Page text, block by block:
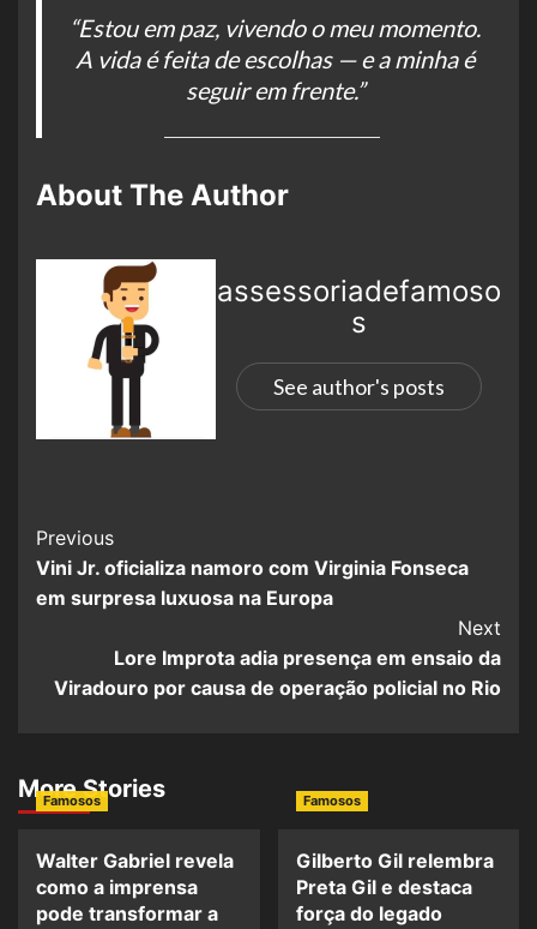
“Estou em paz, vivendo o meu momento.
A vida é feita de escolhas — e a minha é
seguir em frente.”
About The Author
assessoriadefamoso
s
See author's posts
Previous
Vini Jr. oficializa namoro com Virginia Fonseca
em surpresa luxuosa na Europa
Next
Lore Improta adia presença em ensaio da
Viradouro por causa de operação policial no Rio
More Stories
Famosos
Walter Gabriel revela
como a imprensa
pode transformar a
Famosos
Gilberto Gil relembra
Preta Gil e destaca
força do legado